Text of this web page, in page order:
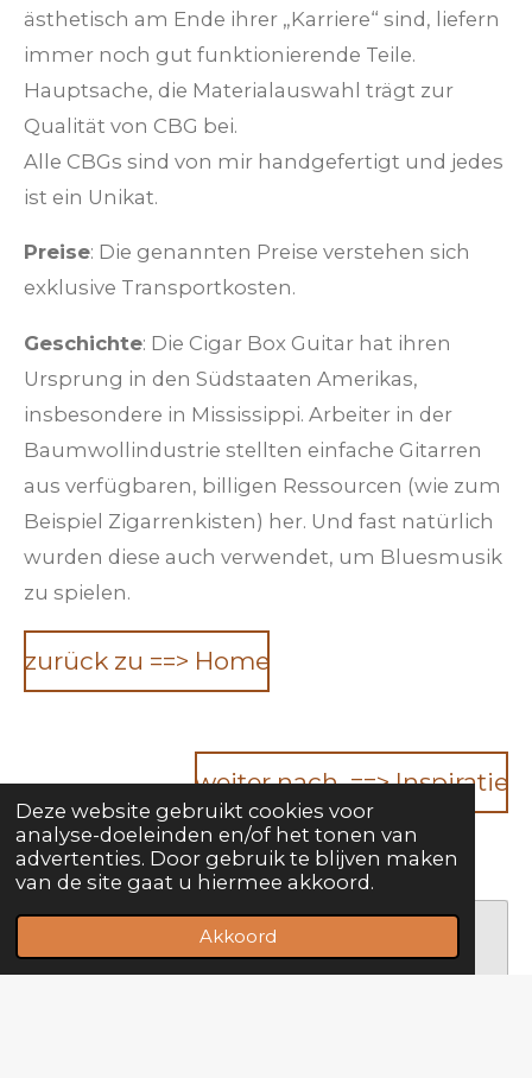
Deze website gebruikt cookies voor
analyse-doeleinden en/of het tonen van
advertenties. Door gebruik te blijven maken
van de site gaat u hiermee akkoord.
Akkoord
ästhetisch am Ende ihrer „Karriere“ sind, liefern
immer noch gut funktionierende Teile.
Hauptsache, die Materialauswahl trägt zur
Qualität von CBG bei.
Alle CBGs sind von mir handgefertigt und jedes
ist ein Unikat.
Preise: Die genannten Preise verstehen sich
exklusive Transportkosten.
Geschichte: Die Cigar Box Guitar hat ihren
Ursprung in den Südstaaten Amerikas,
insbesondere in Mississippi. Arbeiter in der
Baumwollindustrie stellten einfache Gitarren
aus verfügbaren, billigen Ressourcen (wie zum
Beispiel Zigarrenkisten) her. Und fast natürlich
wurden diese auch verwendet, um Bluesmusik
zu spielen.
zurück zu ==> Home
weiter nach ==> Inspiratie
Maak jouw eigen website met JouwWeb